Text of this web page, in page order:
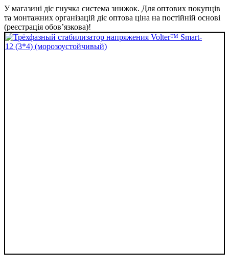
У магазині діє гнучка система знижок. Для оптових покупців
та монтажних організацій діє оптова ціна на постійній основі
(реєстрація обов’язкова)!